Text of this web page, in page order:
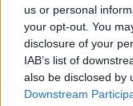
us or personal
your opt-out. You
disclosure of your
IAB’s list of
also be disclosed by
Downstream
La Lega
Solo 0-0